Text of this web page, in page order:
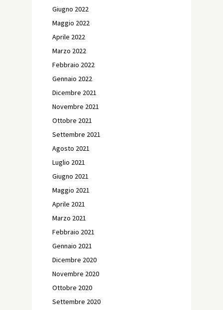
Giugno 2022
Maggio 2022
Aprile 2022
Marzo 2022
Febbraio 2022
Gennaio 2022
Dicembre 2021
Novembre 2021
Ottobre 2021
Settembre 2021
Agosto 2021
Luglio 2021
Giugno 2021
Maggio 2021
Aprile 2021
Marzo 2021
Febbraio 2021
Gennaio 2021
Dicembre 2020
Novembre 2020
Ottobre 2020
Settembre 2020